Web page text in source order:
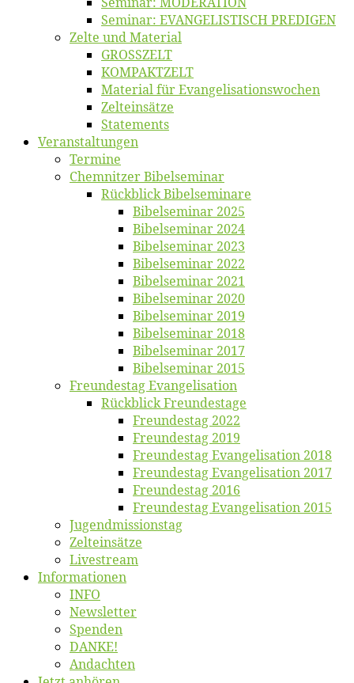
Se­mi­nar: EVANGELISTISCH PREDIGEN
Zel­te und Material
GROSSZELT
KOMPAKTZELT
Ma­te­ri­al für Evangelisationswochen
Zelt­ein­sät­ze
State­ments
Ver­an­stal­tun­gen
Ter­mi­ne
Chemnit­zer Bibelseminar
Rück­blick Bibelseminare
Bi­bel­se­mi­nar 2025
Bi­bel­se­mi­nar 2024
Bi­bel­se­mi­nar 2023
Bi­bel­se­mi­nar 2022
Bi­bel­se­mi­nar 2021
Bi­bel­se­mi­nar 2020
Bi­bel­se­mi­nar 2019
Bi­bel­se­mi­nar 2018
Bibelsemi­nar 2017
Bibelsemi­nar 2015
Freun­des­tag Evangelisation
Rück­blick Freundestage
Freun­des­tag 2022
Freun­des­tag 2019
Freun­des­tag Evan­ge­li­sa­ti­on 2018
Freun­des­tag Evan­ge­li­sa­ti­on 2017
Freun­des­tag 2016
Freun­des­tag Evan­ge­li­sa­ti­on 2015
Jugend­mis­sions­tag
Zelt­ein­sät­ze
Live­stream
Informatio­nen
INFO
News­let­ter
Spen­den
DANKE!
An­dach­ten